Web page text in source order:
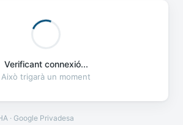
Verificant connexió...
Això trigarà un moment
· Google Privadesa